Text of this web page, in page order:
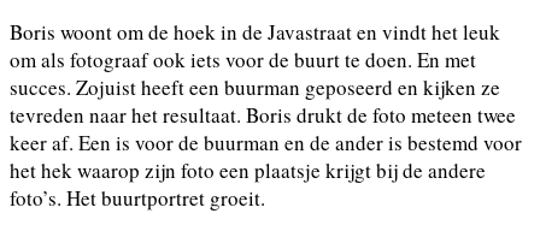
Boris woont om de hoek in de Javastraat en vindt het leuk
om als fotograaf ook iets voor de buurt te doen. En met
succes. Zojuist heeft een buurman geposeerd en kijken ze
tevreden naar het resultaat. Boris drukt de foto meteen twee
keer af. Een is voor de buurman en de ander is bestemd voor
het hek waarop zijn foto een plaatsje krijgt bij de andere
foto’s. Het buurtportret groeit.